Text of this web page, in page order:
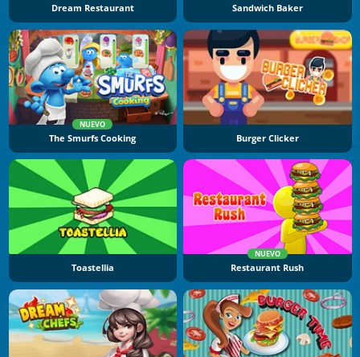
Dream Restaurant Sandwich Baker
NUEVO
The Smurfs Cooking Burger Clicker
Toastellia
NUEVO
Restaurant Rush